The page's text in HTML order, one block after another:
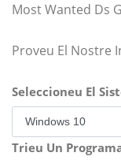
Most Wanted Ds
Proveu El Nostre
Seleccioneu El
Trieu Un